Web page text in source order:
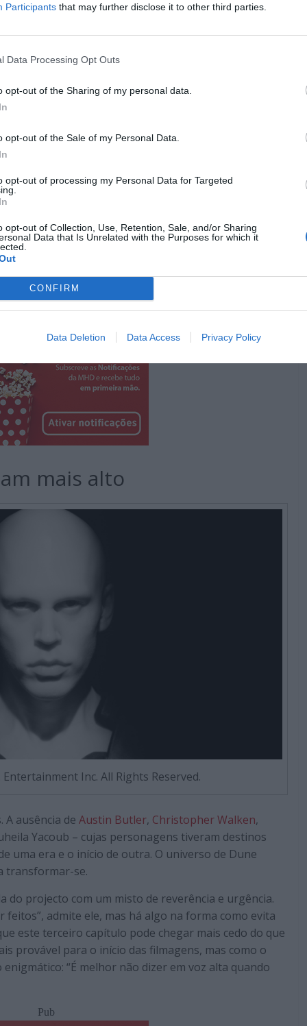
Participants that may further disclose it to other third parties.
Data Processing Opt Outs
opt-out of the Sharing of my personal data.
opt-out of the Sale of my Personal Data.
opt-out of processing my Personal Data for Targeted
opt-out of Collection, Use, Retention, Sale, and/or Sharing
Data that Is Unrelated with the Purposes for which it
CONFIRM
Data Deletion Data Access Privacy Policy
espera no próximo capítulo, uma decisão
o universo que conhecemos. “Será um filme
numa entrevista com a
sequela, mas sim o encerramento definitivo da saga
dos fãs mais ávidos:
para dar vida a personagens que, após mais de
formas inesperadas. E sim, Villeneuve promete
deserto já não fossem suficientemente
mais alto
Inc. All Rights Reserved.
ausência de Austin Butler, Christopher Walken,
Yacoub – cujas personagens tiveram destinos
uma era e o início de outra. O universo de Dune
transformar-se.
do projecto com um misto de reverência e urgência.
feitos”, admite ele, mas há algo na forma como evita
este terceiro capítulo pode chegar mais cedo do que
provável para o início das filmagens, mas como o
“É melhor não dizer em voz alta quando
Pub